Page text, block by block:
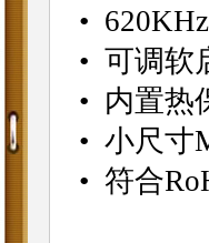
•
• 可调软
• 内置热
• 小尺寸
• 符合